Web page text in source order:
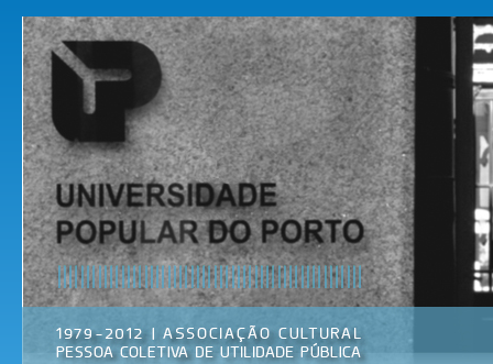
Universidade
Popular do
Porto
Associação
Cultural